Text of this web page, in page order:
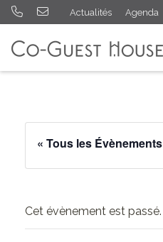
Actualités Agenda
« Tous les Évènements
Cet évènement est passé.